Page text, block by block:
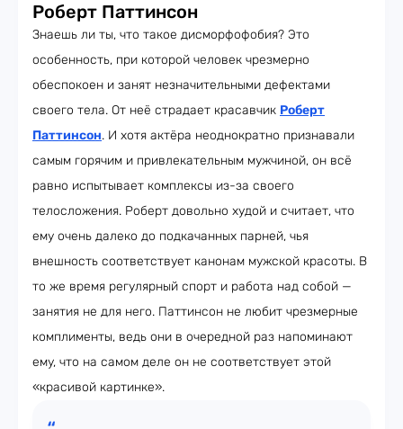
Роберт Паттинсон
Знаешь ли ты, что такое дисморфофобия? Это
особенность, при которой человек чрезмерно
обеспокоен и занят незначительными дефектами
своего тела. От неё страдает красавчик Роберт
Паттинсон. И хотя актёра неоднократно признавали
самым горячим и привлекательным мужчиной, он всё
равно испытывает комплексы из-за своего
телосложения. Роберт довольно худой и считает, что
ему очень далеко до подкачанных парней, чья
внешность соответствует канонам мужской красоты. В
то же время регулярный спорт и работа над собой —
занятия не для него. Паттинсон не любит чрезмерные
комплименты, ведь они в очередной раз напоминают
ему, что на самом деле он не соответствует этой
«красивой картинке».